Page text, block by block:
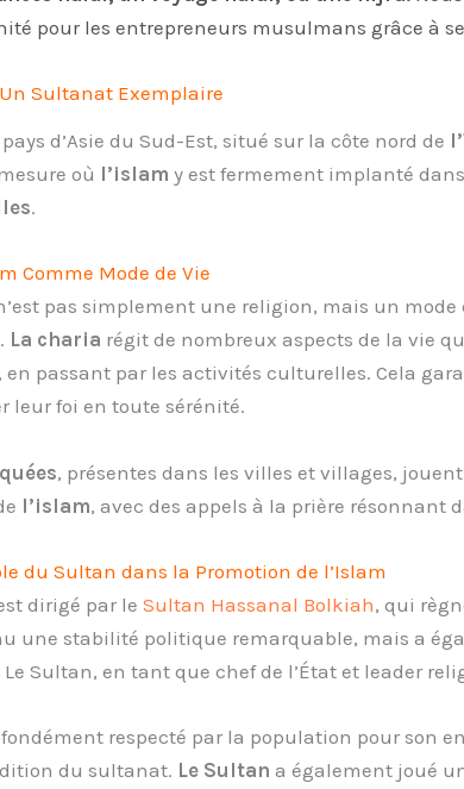
pour lesentrepreneurs musulmans grâce à
Sultanat Exemplaire
pays d’Asie du Sud-Est, situé sur la côte nord de
où l’islam y est fermement implanté
.
Comme Mode de Vie
pas simplement une religion, mais un
La charia régit de nombreux aspects de la vie
en passant par les activités culturelles. Cela
leur foi en toute sérénité.
, présentes dans les villes et villages,
l’islam, avec des appels à la prière résonnant
du Sultan dans la Promotion de l’Islam
dirigé par leSultan Hassanal Bolkiah, qui
une stabilité politique remarquable, mais a
Le Sultan, en tant que chef de l’État et leader
respecté par la population pour son
du sultanat. Le Sultan a également joué